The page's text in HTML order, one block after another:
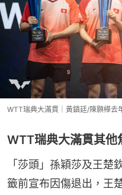
WTT瑞典大滿貫｜黃鎮廷/陳顥樺去
WTT瑞典大滿貫其他
「莎頭」孫穎莎及王楚
籤前宣布因傷退出，王